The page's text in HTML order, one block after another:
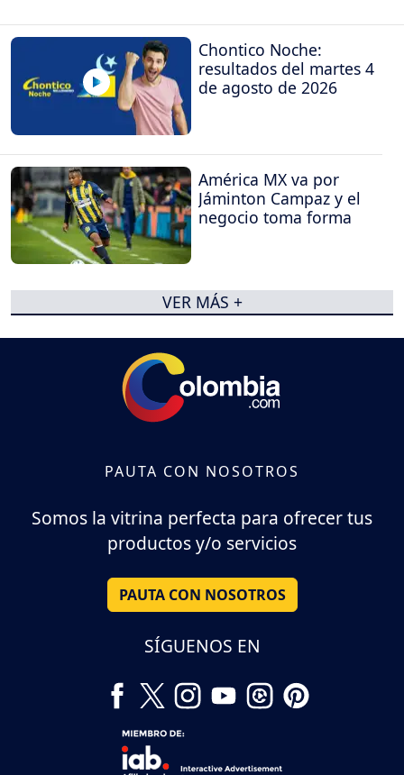
Chontico Noche:
resultados del martes 4
de agosto de 2026
América MX va por
Jáminton Campaz y el
negocio toma forma
VER MÁS +
PAUTA CON NOSOTROS
Somos la vitrina perfecta para ofrecer tus
productos y/o servicios
PAUTA CON NOSOTROS
SÍGUENOS EN